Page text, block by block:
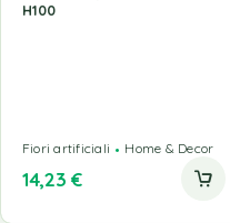
H100
Fiori artificiali Home & Decor
14,23 €